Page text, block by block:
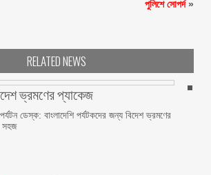
পুলিশে সোপর্দ»
RELATED NEWS
ভ্রমণের প্যাকেজ
ডেস্ক: বাংলাদেশি পর্যটকদের জন্য বিদেশ ভ্রমণের
সহজ